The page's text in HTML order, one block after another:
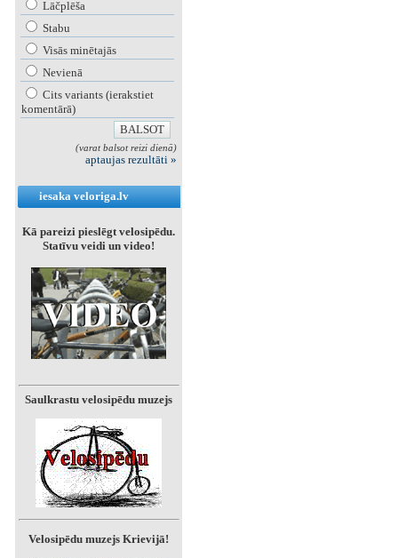
Lāčplēša
Stabu
Visās minētajās
Nevienā
Cits variants (ierakstiet
komentārā)
(varat balsot reizi dienā)
aptaujas rezultāti »
iesaka veloriga.lv
Kā pareizi pieslēgt velosipēdu.
Statīvu veidi un video!
Saulkrastu velosipēdu muzejs
Velosipēdu muzejs Krievijā!